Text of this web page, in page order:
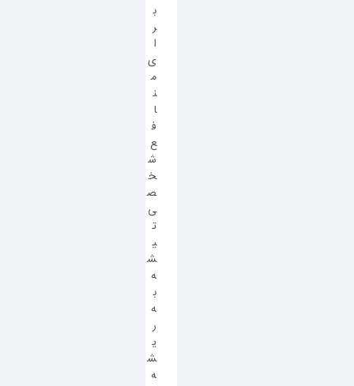
ب
ر
ا
ی
م
ن
ا
ف
ع
ش
خ
ص
ی
ت
ی
ش
ه
ب
ه
ر
ی
ش
ه